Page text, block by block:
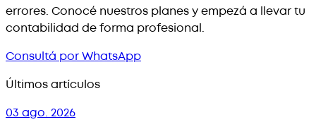
errores. Conocé nuestros planes y empezá a llevar tu
contabilidad de forma profesional.
Consultá por WhatsApp
Últimos artículos
03 ago. 2026